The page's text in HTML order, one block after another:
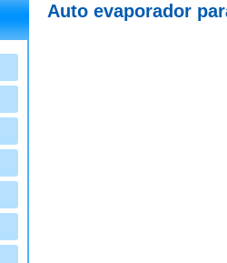
Auto evaporador